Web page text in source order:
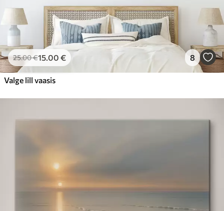
25.00€15.00 € 8
Valge lill vaasis